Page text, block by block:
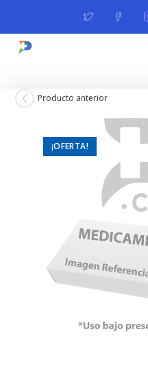
¡OFERTA!
Producto anterior